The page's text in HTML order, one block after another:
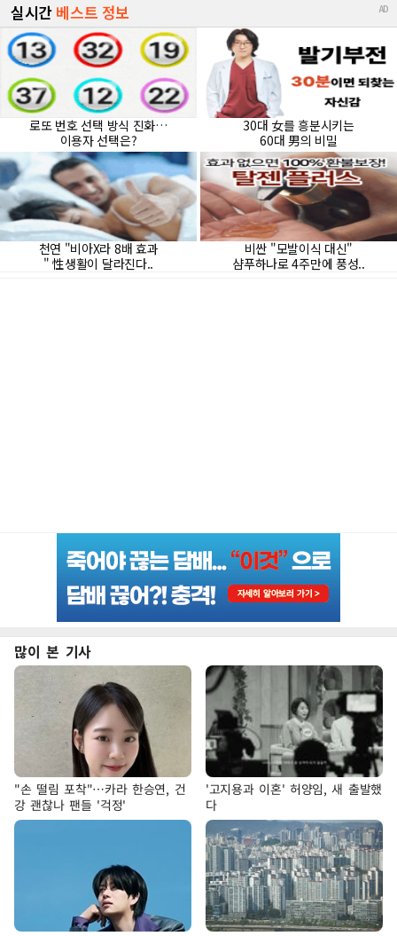
많이 본 기사
"손 떨림 포착"…카라 한승연, 건
강 괜찮나 팬들 '걱정'
'고지용과 이혼' 허양임, 새 출발했
다